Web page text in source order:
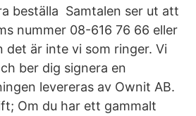
beställa Samtalen ser ut att
nummer 08-616 76 66 eller
det är inte vi som ringer. Vi
ber dig signera en
levereras av Ownit AB.
Om du har ett gammalt